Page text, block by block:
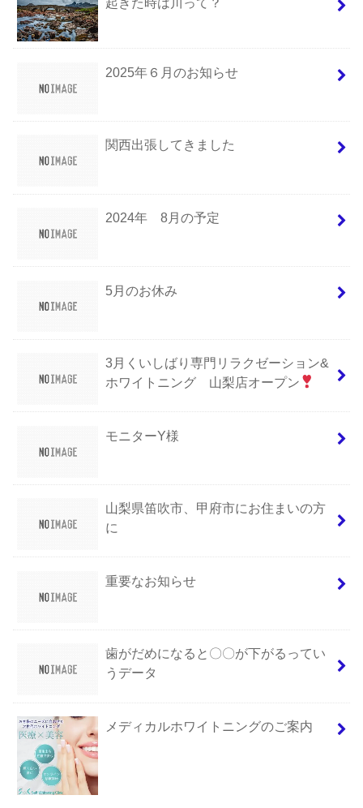
2025年６月のお知らせ
関西出張してきました
2024年 8月の予定
5月のお休み
3月くいしばり専門リラクゼーション&
ホワイトニング 山梨店オープン
モニターY様
山梨県笛吹市、甲府市にお住まいの方
に
重要なお知らせ
歯がだめになると〇〇が下がるってい
うデータ
メディカルホワイトニングのご案内